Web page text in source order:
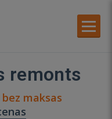
remonts
bez maksas